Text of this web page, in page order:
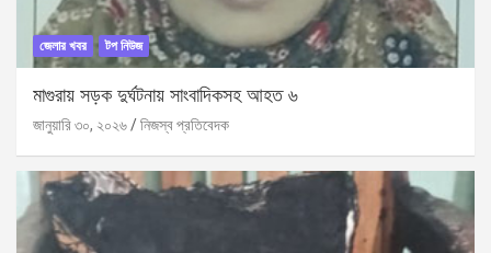
জেলার খবর টপ নিউজ
মাগুরায় সড়ক দুর্ঘটনায় সাংবাদিকসহ আহত ৬
জানুয়ারি ৩০, ২০২৬ নিজস্ব প্রতিবেদক